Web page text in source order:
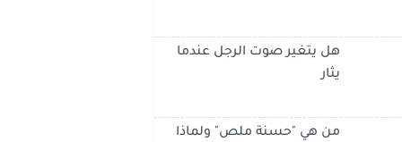
هل يتغير صوت الرجل عندما
يثار
من هي "حسنة ملص" ولماذا